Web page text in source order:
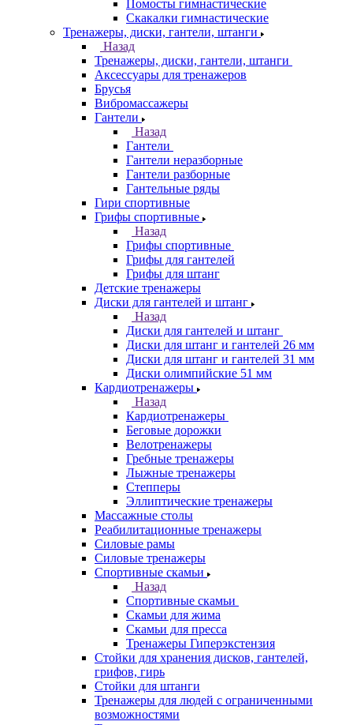
Помосты гимнастические
Скакалки гимнастические
Тренажеры, диски, гантели, штанги
Назад
Тренажеры, диски, гантели, штанги
Аксессуары для тренажеров
Брусья
Вибромассажеры
Гантели
Назад
Гантели
Гантели неразборные
Гантели разборные
Гантельные ряды
Гири спортивные
Грифы спортивные
Назад
Грифы спортивные
Грифы для гантелей
Грифы для штанг
Детские тренажеры
Диски для гантелей и штанг
Назад
Диски для гантелей и штанг
Диски для штанг и гантелей 26 мм
Диски для штанг и гантелей 31 мм
Диски олимпийские 51 мм
Кардиотренажеры
Назад
Кардиотренажеры
Беговые дорожки
Велотренажеры
Гребные тренажеры
Лыжные тренажеры
Степперы
Эллиптические тренажеры
Массажные столы
Реабилитационные тренажеры
Силовые рамы
Силовые тренажеры
Спортивные скамьи
Назад
Спортивные скамьи
Скамьи для жима
Скамьи для пресса
Тренажеры Гиперэкстензия
Стойки для хранения дисков, гантелей,
грифов, гирь
Стойки для штанги
Тренажеры для людей с ограниченными
возможностями